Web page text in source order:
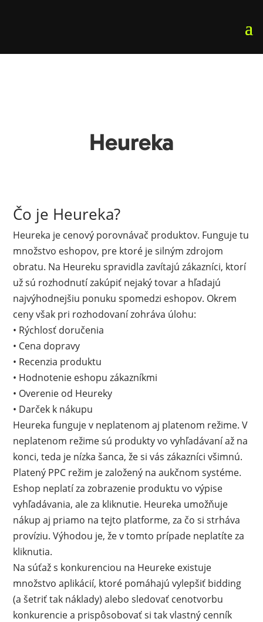
Heureka
Čo je Heureka?
Heureka je cenový porovnávač produktov. Funguje tu
množstvo eshopov, pre ktoré je silným zdrojom
obratu. Na Heureku spravidla zavítajú zákazníci, ktorí
už sú rozhodnutí zakúpiť nejaký tovar a hľadajú
najvýhodnejšiu ponuku spomedzi eshopov. Okrem
ceny však pri rozhodovaní zohráva úlohu:
• Rýchlosť doručenia
• Cena dopravy
• Recenzia produktu
• Hodnotenie eshopu zákazníkmi
• Overenie od Heureky
• Darček k nákupu
Heureka funguje v neplatenom aj platenom režime. V
neplatenom režime sú produkty vo vyhľadávaní až na
konci, teda je nízka šanca, že si vás zákazníci všimnú.
Platený PPC režim je založený na aukčnom systéme.
Eshop neplatí za zobrazenie produktu vo výpise
vyhľadávania, ale za kliknutie. Heureka umožňuje
nákup aj priamo na tejto platforme, za čo si strháva
províziu. Výhodou je, že v tomto prípade neplatíte za
kliknutia.
Na súťaž s konkurenciou na Heureke existuje
množstvo aplikácií, ktoré pomáhajú vylepšiť bidding
(a šetriť tak náklady) alebo sledovať cenotvorbu
konkurencie a prispôsobovať si tak vlastný cenník